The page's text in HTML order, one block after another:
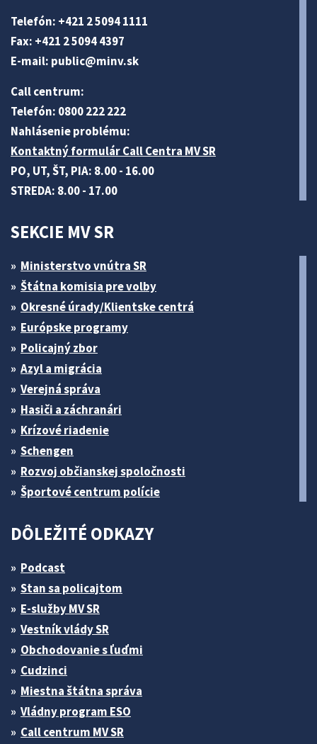
Telefón: +421 2 5094 1111
Fax: +421 2 5094 4397
E-mail: public@minv.sk
Call centrum:
Telefón: 0800 222 222
Nahlásenie problému:
Kontaktný formulár Call Centra MV SR
PO, UT, ŠT, PIA: 8.00 - 16.00
STREDA: 8.00 - 17.00
SEKCIE MV SR
Ministerstvo vnútra SR
Štátna komisia pre volby
Okresné úrady/Klientske centrá
Európske programy
Policajný zbor
Azyl a migrácia
Verejná správa
Hasiči a záchranári
Krízové riadenie
Schengen
Rozvoj občianskej spoločnosti
Športové centrum polície
DÔLEŽITÉ ODKAZY
Podcast
Stan sa policajtom
E-služby MV SR
Vestník vlády SR
Obchodovanie s ľuďmi
Cudzinci
Miestna štátna správa
Vládny program ESO
Call centrum MV SR